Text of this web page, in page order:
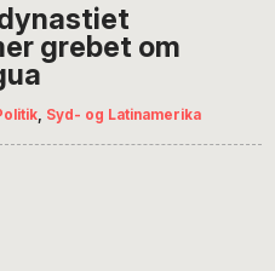
grebet om
, Syd- og Latinamerika